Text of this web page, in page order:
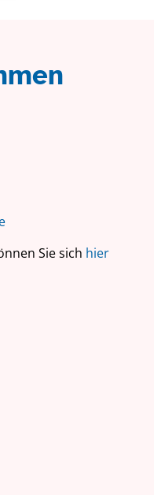
Sie sich hier